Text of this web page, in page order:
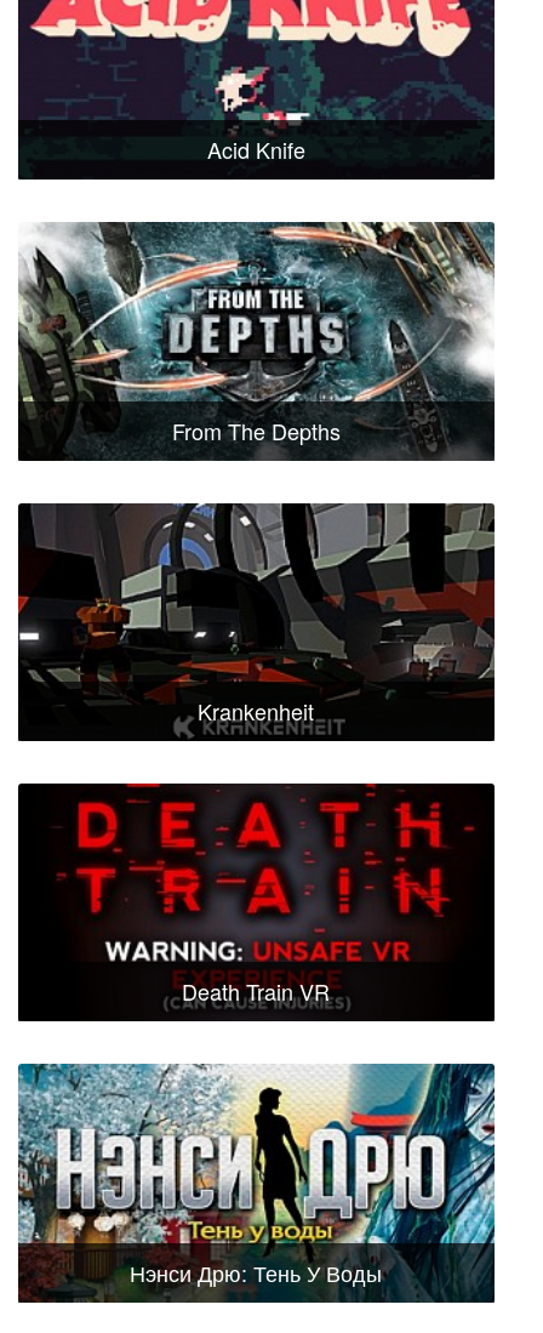
Acid Knife
From The Depths
Krankenheit
Death Train VR
Нэнси Дрю: Тень У Воды